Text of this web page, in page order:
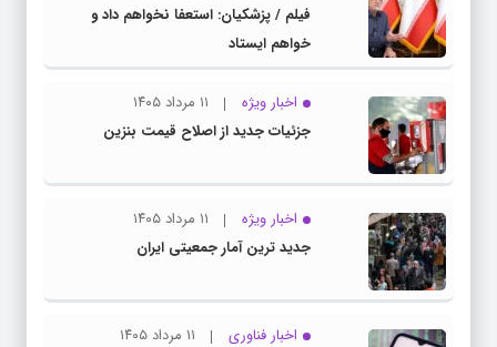
فیلم / پزشکیان: استعفا نخواهم داد و
خواهم ایستاد
اخبار ویژه
۱۱ مرداد ۱۴۰۵
جزئیات جدید از اصلاح قیمت بنزین
اخبار ویژه
۱۱ مرداد ۱۴۰۵
جدید ترین آمار جمعیتی ایران
اخبار فناوری
۱۱ مرداد ۱۴۰۵